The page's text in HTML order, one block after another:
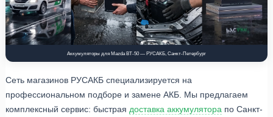
Аккумуляторы для Mazda BT-50 — РУСАКБ, Санкт-Петербург
Сеть магазинов РУСАКБ специализируется на
профессиональном подборе и замене АКБ. Мы предлагаем
комплексный сервис: быстрая доставка аккумулятора по Санкт-